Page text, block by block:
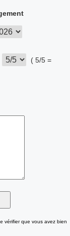
( 5/5 =
vérifier que vous avez bien